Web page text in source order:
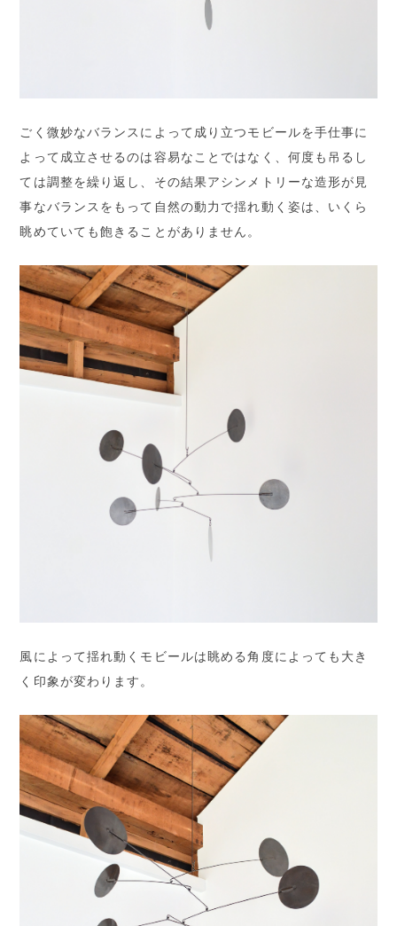
ごく微妙なバランスによって成り立つモビールを手仕事に
よって成立させるのは容易なことではなく、何度も吊るし
ては調整を繰り返し、その結果アシンメトリーな造形が見
事なバランスをもって自然の動力で揺れ動く姿は、いくら
眺めていても飽きることがありません。
風によって揺れ動くモビールは眺める角度によっても大き
く印象が変わります。